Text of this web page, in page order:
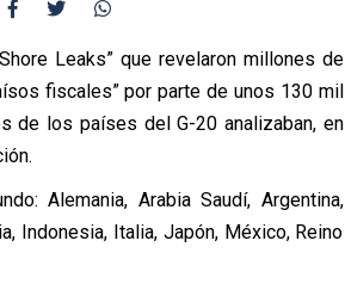
Leaks” que revelaron millones de
fiscales” por parte de unos 130 mil
de los países del G-20 analizaban, en
Alemania, Arabia Saudí, Argentina,
Indonesia, Italia, Japón, México, Reino